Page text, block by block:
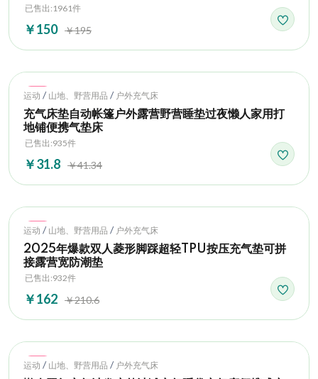
已售出:1961件
￥150 ￥195
Hot
运动 / 山地、野营用品 / 户外充气床
充气床垫自动帐篷户外露营野营睡垫过夜懒人家用打
地铺便携气垫床
已售出:935件
￥31.8 ￥41.34
Hot
运动 / 山地、野营用品 / 户外充气床
2025年爆款双人菱形脚踩超轻TPU按压充气垫可拼
接露营宽防潮垫
已售出:932件
￥162 ￥210.6
Hot
运动 / 山地、野营用品 / 户外充气床